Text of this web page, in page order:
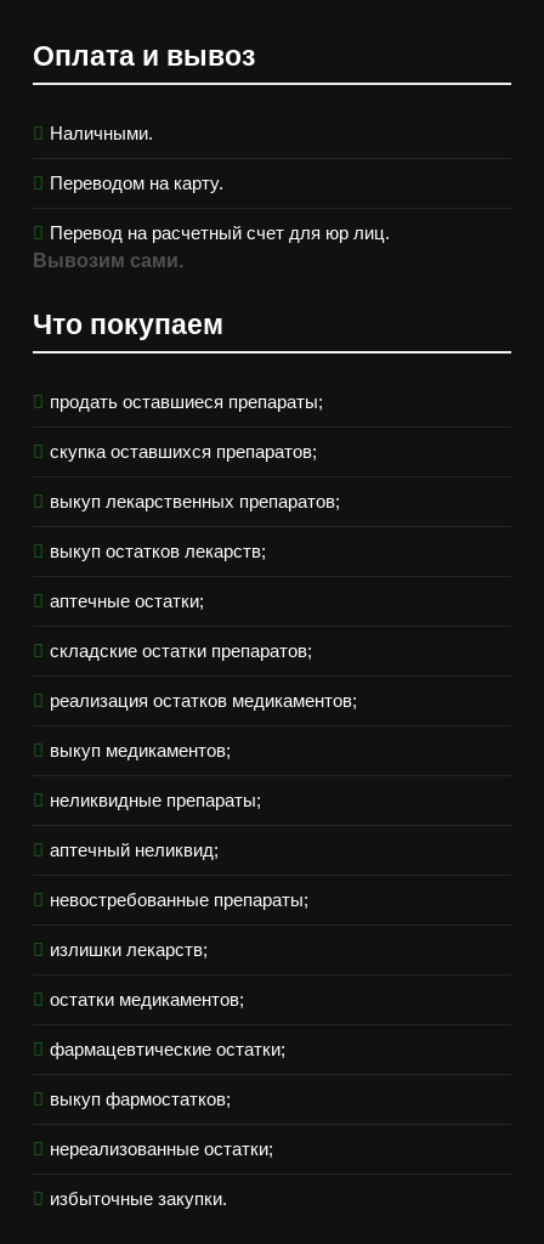
Оплата и вывоз
Наличными.
Переводом на карту.
Перевод на расчетный счет для юр лиц.
Вывозим сами.
Что покупаем
продать оставшиеся препараты;
скупка оставшихся препаратов;
выкуп лекарственных препаратов;
выкуп остатков лекарств;
аптечные остатки;
складские остатки препаратов;
реализация остатков медикаментов;
выкуп медикаментов;
неликвидные препараты;
аптечный неликвид;
невостребованные препараты;
излишки лекарств;
остатки медикаментов;
фармацевтические остатки;
выкуп фармостатков;
нереализованные остатки;
избыточные закупки.